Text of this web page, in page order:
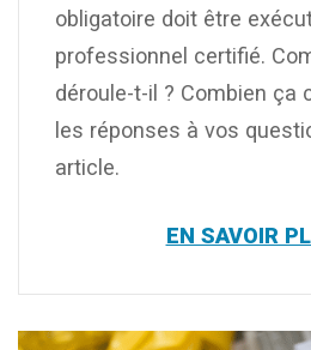
obligatoire doit être
professionnel certifié.
déroule-t-il ? Combien ça
les réponses à vos
article.
EN SAVOIR